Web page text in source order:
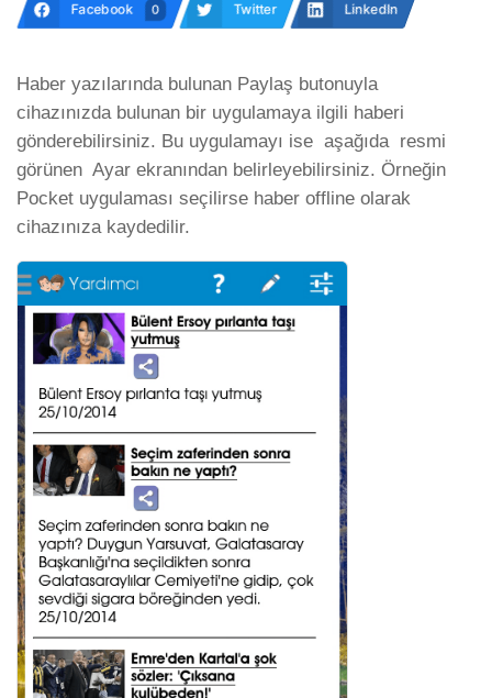
Facebook 0 Twitter LinkedIn
Haber yazılarında bulunan Paylaş butonuyla
cihazınızda bulunan bir uygulamaya ilgili haberi
gönderebilirsiniz. Bu uygulamayı ise aşağıda resmi
görünen Ayar ekranından belirleyebilirsiniz. Örneğin
Pocket uygulaması seçilirse haber offline olarak
cihazınıza kaydedilir.